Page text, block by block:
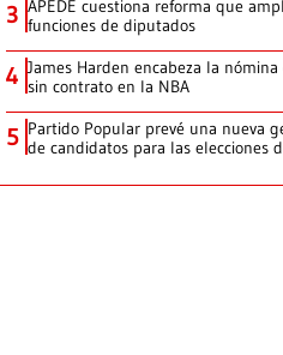
3 APEDE cuestiona reforma que
funciones de diputados
4 James Harden encabeza la
sin contrato en la NBA
5 Partido Popular prevé una nueva
de candidatos para las elecciones